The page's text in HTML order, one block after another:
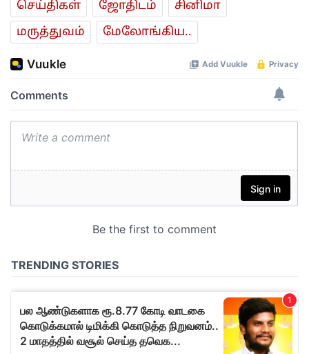
செய்திகள் ஜோ‌திட‌ம்
சினிமா
மரு‌த்துவ‌ம்
மேலோங்கிய..